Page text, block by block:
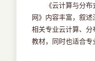
《云计算与分布
网》内容丰富，叙
相关专业云计算、
教材，同时也适合专